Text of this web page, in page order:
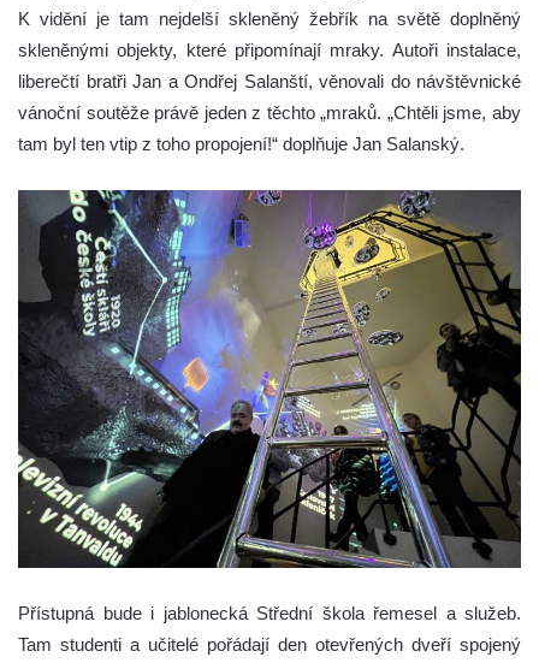
K vidění je tam nejdelší skleněný žebřík na světě doplněný
skleněnými objekty, které připomínají mraky. Autoři instalace,
liberečtí bratři Jan a Ondřej Salanští, věnovali do návštěvnické
vánoční soutěže právě jeden z těchto „mraků. „Chtěli jsme, aby
tam byl ten vtip z toho propojení!“ doplňuje Jan Salanský.
Přístupná bude i jablonecká Střední škola řemesel a služeb.
Tam studenti a učitelé pořádají den otevřených dveří spojený